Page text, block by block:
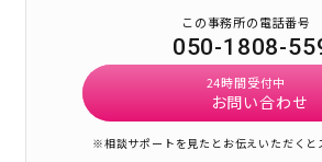
この事務所の電話番号
050-1808-
24時間受付中
お問い合わせ
※相談サポートを見たとお伝えいただくと